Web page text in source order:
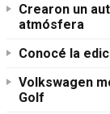
Crearon un
atmósfera
Conocé la
Volkswagen
Golf